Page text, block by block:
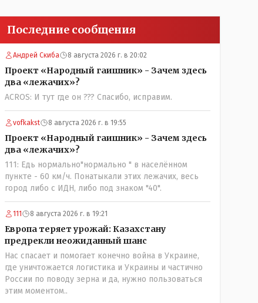
Последние сообщения
Андрей Скиба 8 августа 2026 г. в 20:02
Проект «Народный гаишник» - Зачем здесь
два «лежачих»?
ACROS: И тут где он ??? Спасибо, исправим.
vofkakst 8 августа 2026 г. в 19:55
Проект «Народный гаишник» - Зачем здесь
два «лежачих»?
111: Едь нормально"нормально " в населённом
пункте - 60 км/ч. Понатыкали этих лежачих, весь
город либо с ИДН, либо под знаком "40".
111 8 августа 2026 г. в 19:21
Европа теряет урожай: Казахстану
предрекли неожиданный шанс
Нас спасает и помогает конечно война в Украине,
где уничтожается логистика и Украины и частично
России по поводу зерна и да, нужно пользоваться
этим моментом..